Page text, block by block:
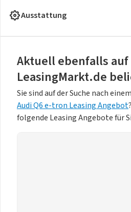
Ausstattung
Aktuell ebenfalls auf
LeasingMarkt.de
Sie sind auf der Suche nach einem
Audi Q6 e-tron Leasing Angebot
folgende Leasing Angebote für